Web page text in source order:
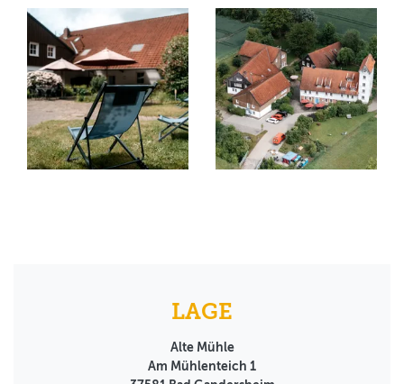
LAGE
Alte Mühle
Am Mühlenteich 1